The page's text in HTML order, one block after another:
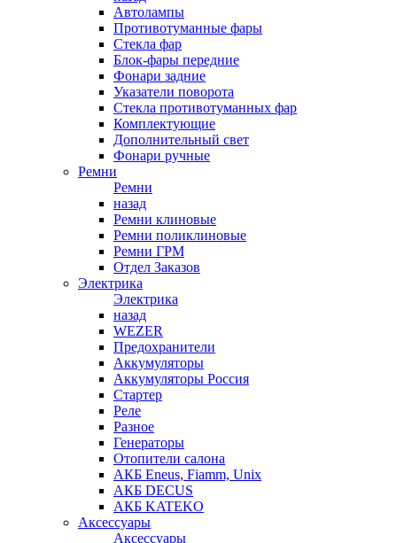
Автолампы
Противотуманные фары
Стекла фар
Блок-фары передние
Фонари задние
Указатели поворота
Стекла противотуманных фар
Комплектующие
Дополнительный свет
Фонари ручные
Ремни
Ремни
назад
Ремни клиновые
Ремни поликлиновые
Ремни ГРМ
Отдел Заказов
Электрика
Электрика
назад
WEZER
Предохранители
Аккумуляторы
Аккумуляторы Россия
Стартер
Реле
Разное
Генераторы
Отопители салона
АКБ Eneus, Fiamm, Unix
АКБ DECUS
АКБ KATEKO
Аксессуары
Аксессуары